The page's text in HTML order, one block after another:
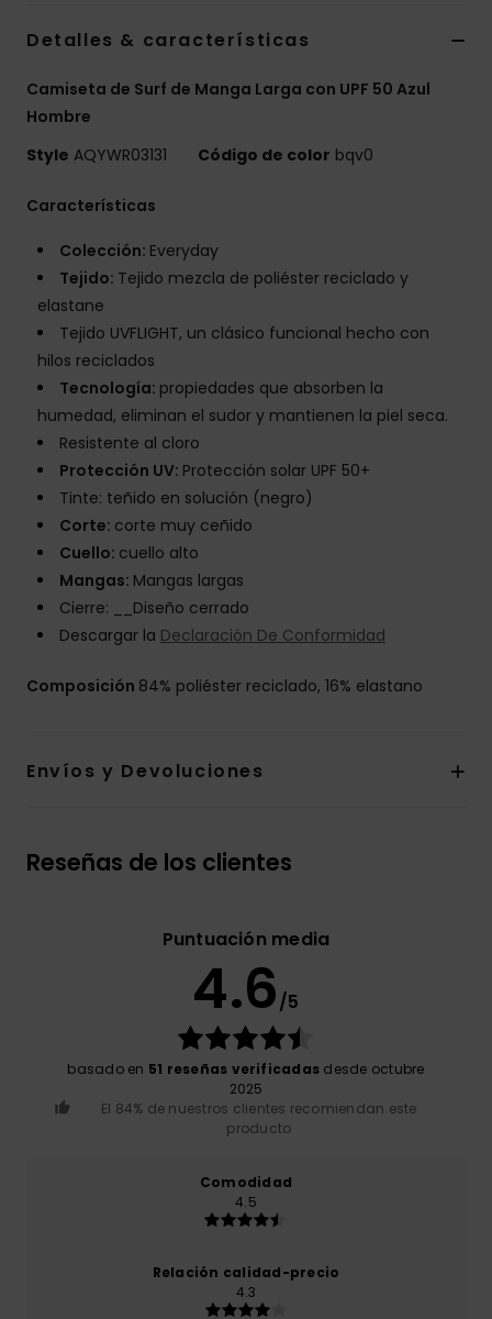
Detalles & características
Camiseta de Surf de Manga Larga con UPF 50 Azul
Hombre
Style AQYWR03131 Código de color bqv0
Características
Colección: Everyday
Tejido: Tejido mezcla de poliéster reciclado y
elastane
Tejido UVFLIGHT, un clásico funcional hecho con
hilos reciclados
Tecnología: propiedades que absorben la
humedad, eliminan el sudor y mantienen la piel seca.
Resistente al cloro
Protección UV: Protección solar UPF 50+
Tinte: teñido en solución (negro)
Corte: corte muy ceñido
Cuello: cuello alto
Mangas: Mangas largas
Cierre: __Diseño cerrado
Descargar la Declaración De Conformidad
Composición 84% poliéster reciclado, 16% elastano
Envíos y Devoluciones
Reseñas de los clientes
Puntuación media
4.6/5
basado en 51 reseñas verificadas desde octubre
2025
El 84% de nuestros clientes recomiendan este
producto
Comodidad
4.5
Relación calidad-precio
4.3